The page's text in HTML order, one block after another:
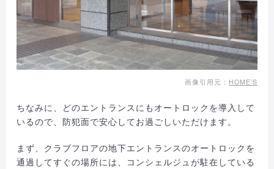
画像引用元： HOME’S
ちなみに、どのエントランスにもオートロックを導入して
いるので、防犯面で安心してお過ごしいただけます。
まず、クラブフロアの地下エントランスのオートロックを
通過してすぐの場所には、コンシェルジュが駐在している